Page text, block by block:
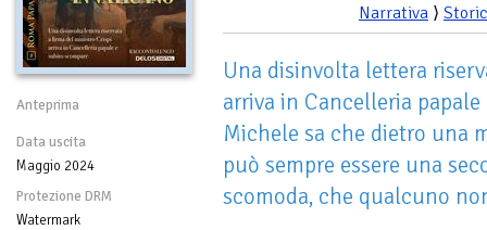
Anteprima
Data uscita
Maggio 2024
Protezione DRM
Watermark
Narrativa ⟩
Una disinvolta lettera
arriva in Cancelleria
Michele sa che dietro una
può sempre essere una
scomoda, che qualcuno